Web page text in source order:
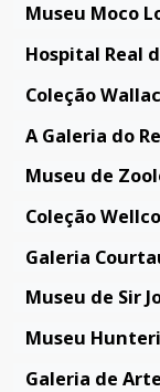
Museu Moco
Hospital Real
Coleção
A Galeria do
Museu de
Coleção
Galeria
Museu de Sir
Museu
Galeria de